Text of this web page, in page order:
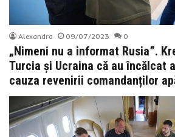
Alexandra 09/07/2023 0
„Nimeni nu a informat Rusia”.
Turcia și Ucraina că au încălcat
cauza revenirii comandanților